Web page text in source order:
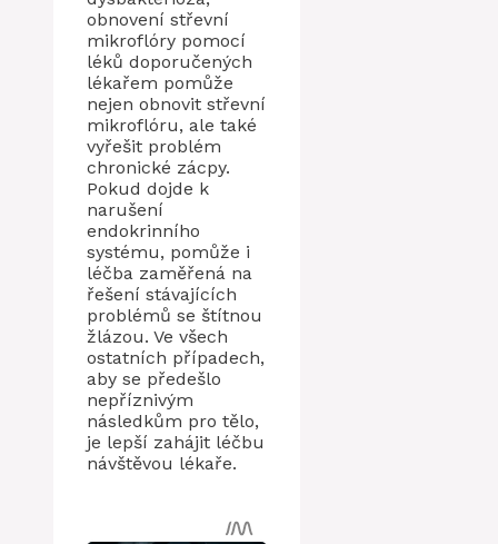
obnovení střevní
mikroflóry pomocí
léků doporučených
lékařem pomůže
nejen obnovit střevní
mikroflóru, ale také
vyřešit problém
chronické zácpy.
Pokud dojde k
narušení
endokrinního
systému, pomůže i
léčba zaměřená na
řešení stávajících
problémů se štítnou
žlázou. Ve všech
ostatních případech,
aby se předešlo
nepříznivým
následkům pro tělo,
je lepší zahájit léčbu
návštěvou lékaře.